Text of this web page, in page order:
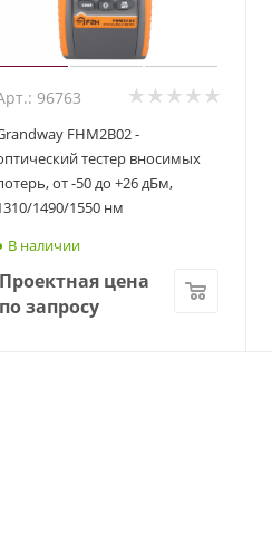
96763
FHM2B02 -
тестер вносимых
от -50 до +26 дБм,
1490/1550 нм
В наличии
Проектная цена
по запросу